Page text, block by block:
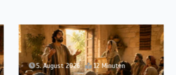
4. August 2026 11 Minuten